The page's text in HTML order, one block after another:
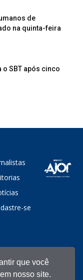
de
na quinta-feira
SBT após cinco
se
que você
nosso site.